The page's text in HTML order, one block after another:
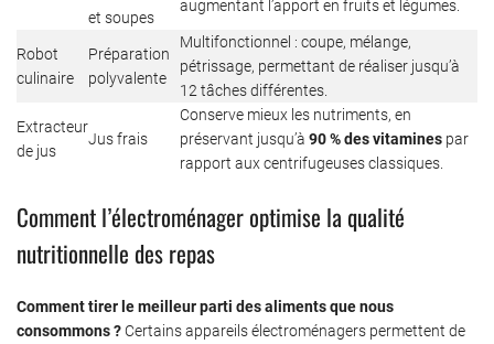
et soupes
augmentant l’apport en fruits et légumes.
Robot
culinaire
Préparation
polyvalente
Multifonctionnel : coupe, mélange,
pétrissage, permettant de réaliser jusqu’à
12 tâches différentes.
Extracteur
de jus
Jus frais
Conserve mieux les nutriments, en
préservant jusqu’à 90 % des vitamines par
rapport aux centrifugeuses classiques.
Comment l’électroménager optimise la qualité
nutritionnelle des repas
Comment tirer le meilleur parti des aliments que nous
consommons ? Certains appareils électroménagers permettent de